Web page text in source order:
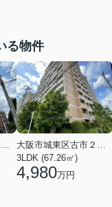
る物件
大阪市城東区今福西６丁目
大阪市城東区古市２丁目
3LDK (67.26㎡)
4,980万円